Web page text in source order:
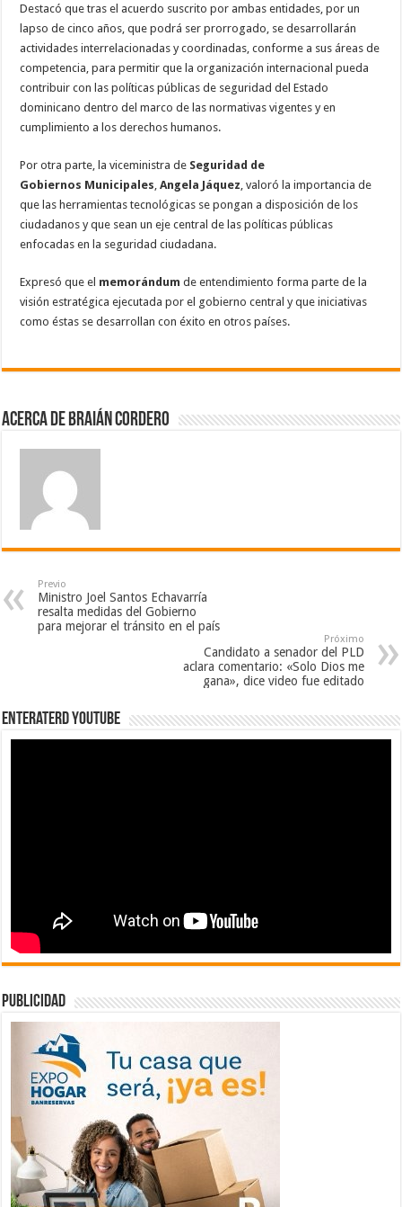
Destacó que tras el acuerdo suscrito por ambas entidades, por un
lapso de cinco años, que podrá ser prorrogado, se desarrollarán
actividades interrelacionadas y coordinadas, conforme a sus áreas de
competencia, para permitir que la organización internacional pueda
contribuir con las políticas públicas de seguridad del Estado
dominicano dentro del marco de las normativas vigentes y en
cumplimiento a los derechos humanos.
Por otra parte, la viceministra de Seguridad de
Gobiernos Municipales ,Angela Jáquez , valoró la importancia de
que las herramientas tecnológicas se pongan a disposición de los
ciudadanos y que sean un eje central de las políticas públicas
enfocadas en la seguridad ciudadana.
Expresó que el memorándum de entendimiento forma parte de la
visión estratégica ejecutada por el gobierno central y que iniciativas
como éstas se desarrollan con éxito en otros países.
Acerca de Braián Cordero
Previo
Ministro Joel Santos Echavarría
resalta medidas del Gobierno
para mejorar el tránsito en el país
Próximo
Candidato a senador del PLD
aclara comentario: «Solo Dios me
gana», dice video fue editado
EnterateRD YOUTUBE
publicidad